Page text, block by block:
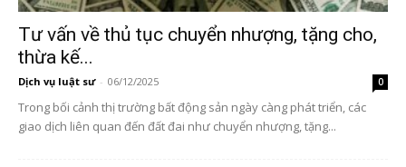
Tư vấn về thủ tục chuyển nhượng, tặng cho,
thừa kế...
Dịch vụ luật sư - 06/12/2025 0
Trong bối cảnh thị trường bất động sản ngày càng phát triển, các
giao dịch liên quan đến đất đai như chuyển nhượng, tặng...